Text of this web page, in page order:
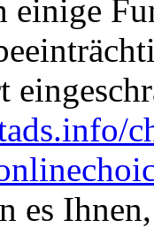
einige
es